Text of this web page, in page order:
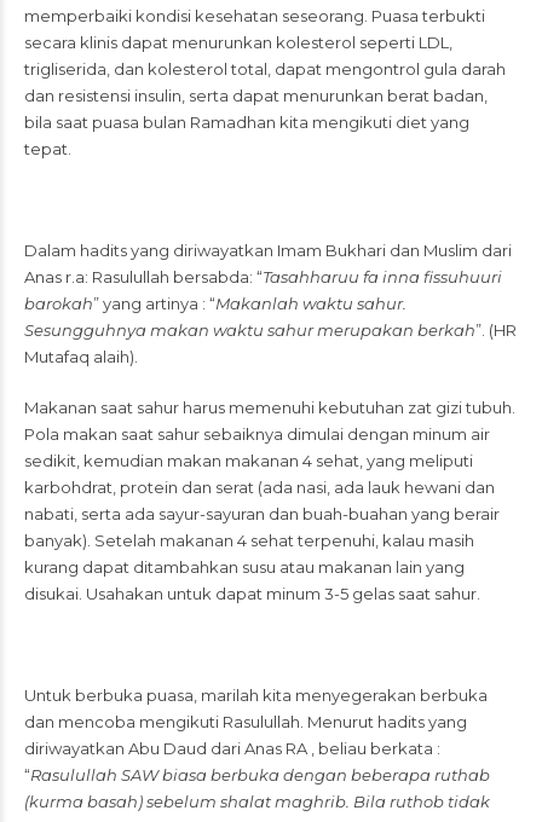
memperbaiki kondisi kesehatan seseorang. Puasa terbukti
secara klinis dapat menurunkan kolesterol seperti LDL,
trigliserida, dan kolesterol total, dapat mengontrol gula darah
dan resistensi insulin, serta dapat menurunkan berat badan,
bila saat puasa bulan Ramadhan kita mengikuti diet yang
tepat.
Dalam hadits yang diriwayatkan Imam Bukhari dan Muslim dari
Anas r.a: Rasulullah bersabda: “Tasahharuu fa inna fissuhuuri
barokah” yang artinya : “Makanlah waktu sahur.
Sesungguhnya makan waktu sahur merupakan berkah”. (HR
Mutafaq alaih).
Makanan saat sahur harus memenuhi kebutuhan zat gizi tubuh.
Pola makan saat sahur sebaiknya dimulai dengan minum air
sedikit, kemudian makan makanan 4 sehat, yang meliputi
karbohdrat, protein dan serat (ada nasi, ada lauk hewani dan
nabati, serta ada sayur-sayuran dan buah-buahan yang berair
banyak). Setelah makanan 4 sehat terpenuhi, kalau masih
kurang dapat ditambahkan susu atau makanan lain yang
disukai. Usahakan untuk dapat minum 3-5 gelas saat sahur.
Untuk berbuka puasa, marilah kita menyegerakan berbuka
dan mencoba mengikuti Rasulullah. Menurut hadits yang
diriwayatkan Abu Daud dari Anas RA , beliau berkata :
“Rasulullah SAW biasa berbuka dengan beberapa ruthab
(kurma basah) sebelum shalat maghrib. Bila ruthob tidak